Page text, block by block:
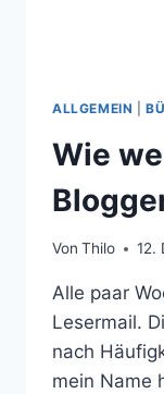
ALLGEMEIN |
Wie
Von Thilo 12.
Alle paar
Lesermail.
nach
mein Name